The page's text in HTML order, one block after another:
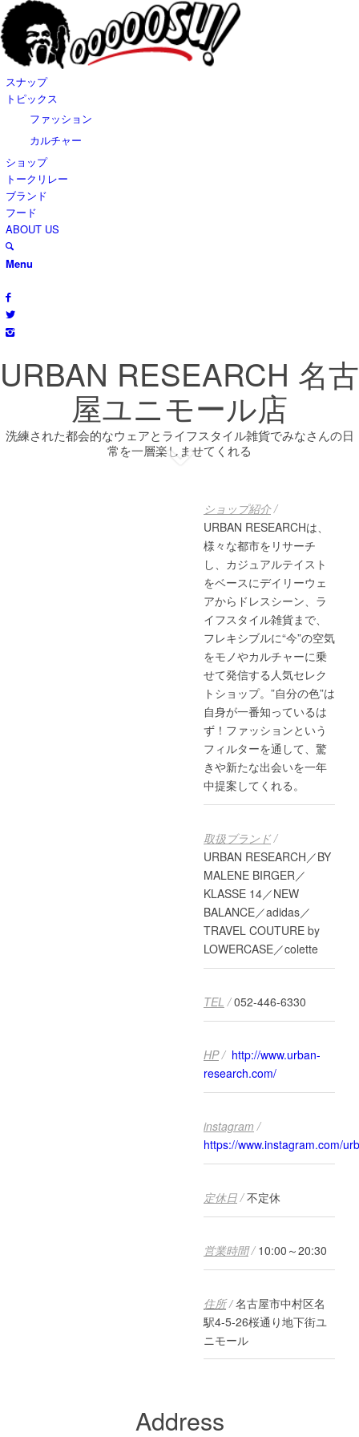
スナップ
トピックス
ファッション
カルチャー
ショップ
トークリレー
ブランド
フード
ABOUT US
Menu
URBAN RESEARCH 名古
屋ユニモール店
洗練された都会的なウェアとライフスタイル雑貨でみなさんの日
常を一層楽しませてくれる
ショップ紹介/
URBAN RESEARCHは、
様々な都市をリサーチ
し、カジュアルテイスト
をベースにデイリーウェ
アからドレスシーン、ラ
イフスタイル雑貨まで、
フレキシブルに“今”の空気
をモノやカルチャーに乗
せて発信する人気セレク
トショップ。”自分の色”は
自身が一番知っているは
ず！ファッションという
フィルターを通して、驚
きや新たな出会いを一年
中提案してくれる。
取扱ブランド/
URBAN RESEARCH／BY
MALENE BIRGER／
KLASSE 14／NEW
BALANCE／adidas／
TRAVEL COUTURE by
LOWERCASE／colette
TEL /052-446-6330
HP/ http://www.urban-
research.com/
instagram /
https://www.instagram.com/
定休日 /不定休
営業時間/ 10:00～20:30
住所/ 名古屋市中村区名
駅4-5-26桜通り地下街ユ
ニモール
Address